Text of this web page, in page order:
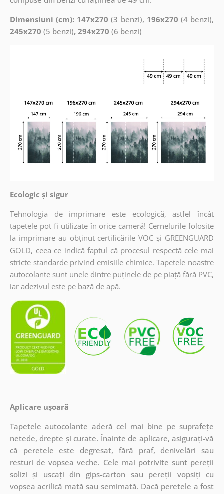
Dimensiuni (cm): 147x270 (3 benzi), 196x270 (4 benzi),
245x270 (5 benzi), 294x270 (6 benzi)
Ecologic și sigur
Tehnologia de imprimare este ecologică, astfel încât
tapetele pot fi utilizate în orice cameră! Cernelurile folosite
la imprimare au obținut certificările VOC și GREENGUARD
GOLD, ceea ce indică faptul că procesul respectă cele mai
stricte standarde privind emisiile chimice. Tapetele noastre
autocolante sunt unele dintre puținele de pe piață fără PVC,
iar adezivul este pe bază de apă.
Aplicare ușoară
Tapetele autocolante aderă cel mai bine pe suprafețe
netede, drepte și curate. Înainte de aplicare, asigurați-vă
că peretele este degresat, fără praf, denivelări sau
resturi de vopsea veche. Cele mai potrivite sunt pereții
solizi și uscați din gips-carton sau pereții vopsiți cu
vopsea acrilică mată sau semimată. Dacă peretele a fost